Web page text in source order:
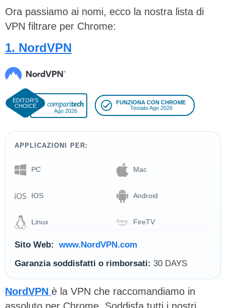
Ora passiamo ai nomi, ecco la nostra lista di
VPN filtrare per Chrome:
1. NordVPN
Ago 2026
FUNZIONA CON CHROME
Testato Ago 2026
APPLICAZIONI PER:
PC Mac
IOS Android
Linux FireTV
Sito Web:
www.NordVPN.com
Garanzia soddisfatti o rimborsati: 30 DAYS
NordVPN è la VPN che raccomandiamo in